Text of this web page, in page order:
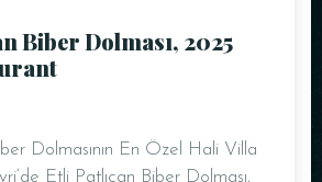
Biber Dolması, 2025
Dolmasının En Özel Hali Villa
Etli Patlıcan Biber Dolması,